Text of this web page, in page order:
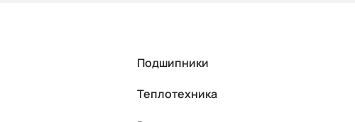
Подшипники
Теплотехника